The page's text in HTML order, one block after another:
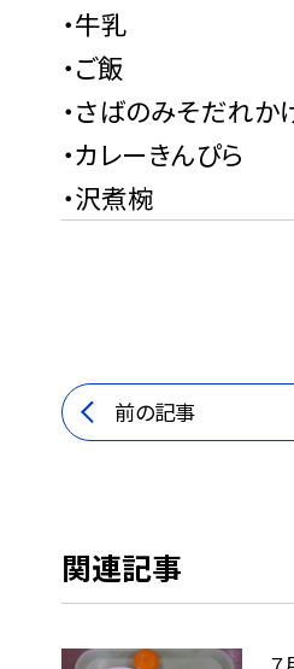
・牛乳
・ご飯
・さばのみそだれか
・カレーきんぴら
・沢煮椀
前の記事
関連記事